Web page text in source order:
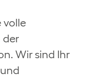
volle
der
Wir sind Ihr